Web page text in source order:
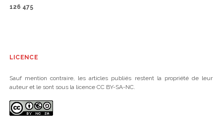
126 475
LICENCE
Sauf mention contraire, les articles publiés restent la propriété de leur
auteur et le sont sous la licence CC BY-SA-NC.